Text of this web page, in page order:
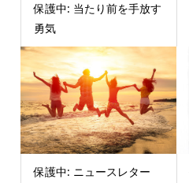
保護中: 当たり前を手放す
勇気
保護中: ニュースレター